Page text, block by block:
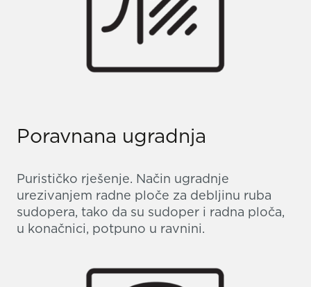
Poravnana ugradnja
Purističko rješenje. Način ugradnje
urezivanjem radne ploče za debljinu ruba
sudopera, tako da su sudoper i radna ploča,
u konačnici, potpuno u ravnini.